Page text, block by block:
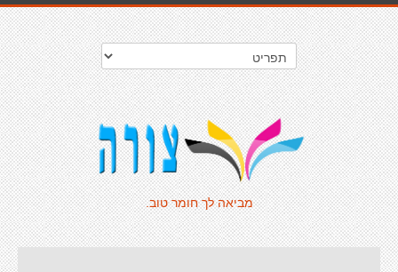
מביאה לך חומר טוב.